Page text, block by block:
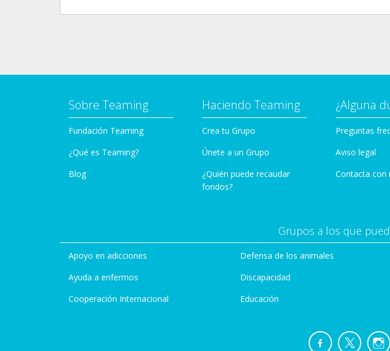
Sobre Teaming
Fundación Teaming
¿Qué es Teaming?
Blog
Haciendo Teaming
Crea tu Grupo
Únete a un Grupo
¿Quién puede recaudar
fondos?
¿Alguna
Preguntas
Aviso legal
Contacta con
Grupos a los que
Apoyo en adicciones
Ayuda a enfermos
Cooperación Internacional
Defensa de los animales
Discapacidad
Educación